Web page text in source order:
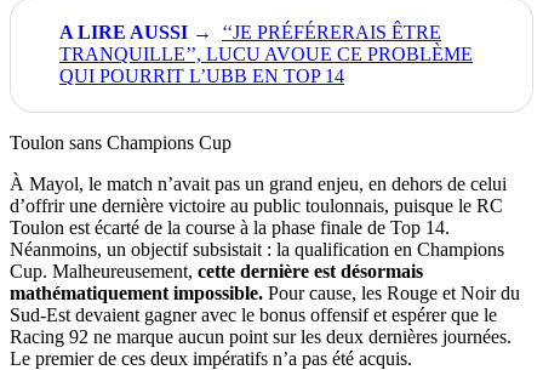
‘‘JE PRÉFÉRERAIS ÊTRE
TRANQUILLE’’, LUCU AVOUE CE PROBLÈME
QUI POURRIT L’UBB EN TOP 14
Toulon sans Champions Cup
À Mayol, le match n’avait pas un grand enjeu, en dehors de celui
d’offrir une dernière victoire au public toulonnais, puisque le RC
Toulon est écarté de la course à la phase finale de Top 14.
Néanmoins, un objectif subsistait : la qualification en Champions
Cup. Malheureusement, cette dernière est désormais
mathématiquement impossible. Pour cause, les Rouge et Noir du
Sud-Est devaient gagner avec le bonus offensif et espérer que le
Racing 92 ne marque aucun point sur les deux dernières journées.
Le premier de ces deux impératifs n’a pas été acquis.